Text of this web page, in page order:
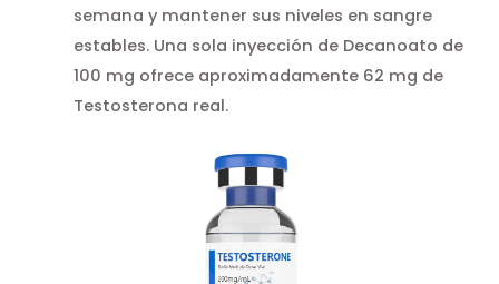
semana y mantener sus niveles en sangre
estables. Una sola inyección de Decanoato de
100 mg ofrece aproximadamente 62 mg de
Testosterona real.